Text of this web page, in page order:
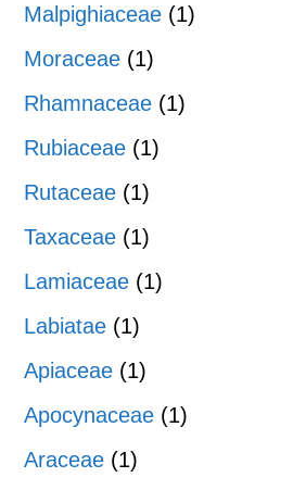
Malpighiaceae (1)
Moraceae (1)
Rhamnaceae (1)
Rubiaceae (1)
Rutaceae (1)
Taxaceae (1)
Lamiaceae (1)
Labiatae (1)
Apiaceae (1)
Apocynaceae (1)
Araceae (1)